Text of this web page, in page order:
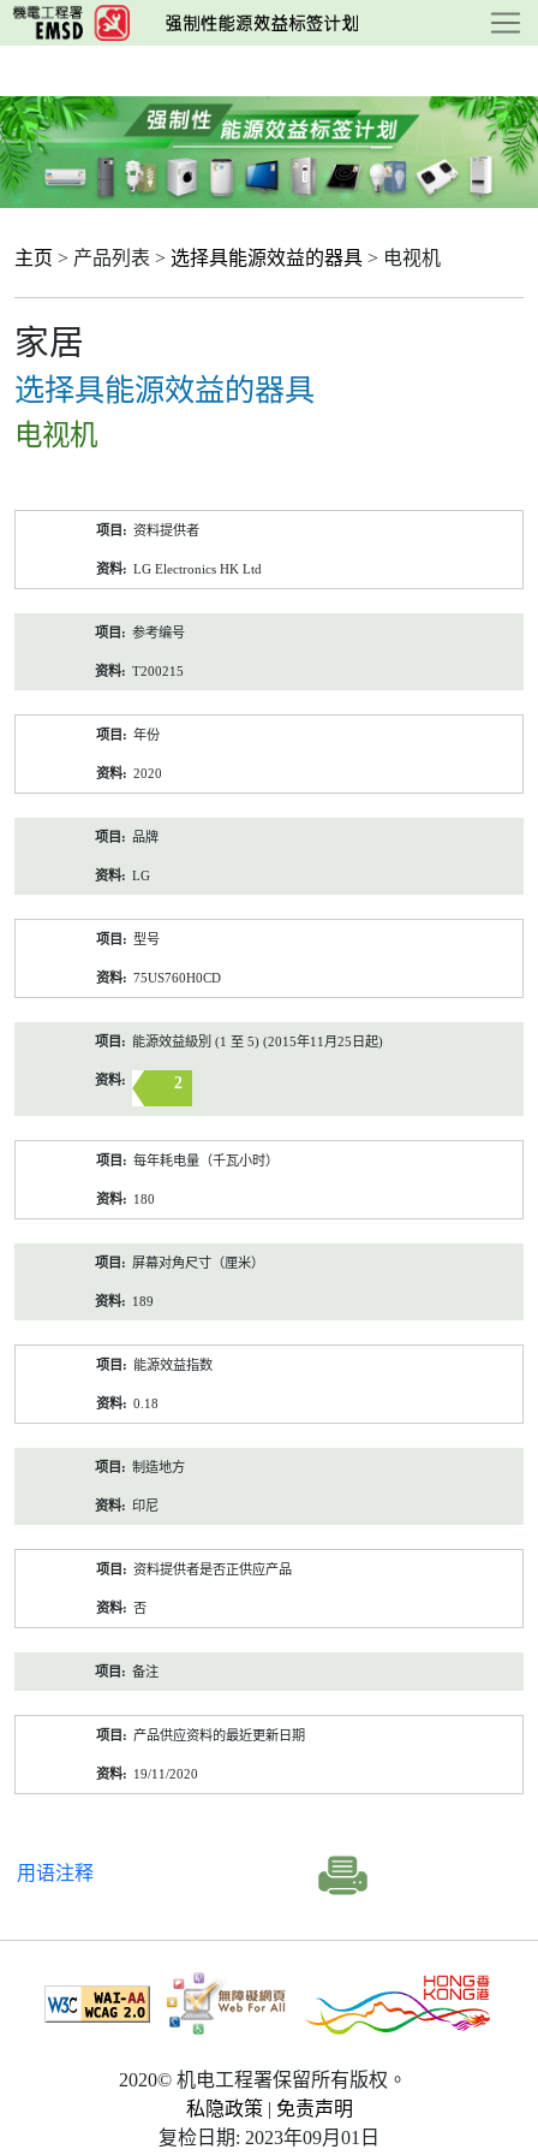
跳
至
要
内
容
主页 > 产品列表 > 选择具能源效益的器具 > 电视机
家居
选择具能源效益的器具
电视机
资料提供者
LG Electronics HK Ltd
参考编号
T200215
年份
2020
品牌
LG
型号
75US760H0CD
能源效益級別 (1 至 5) (2015年11月25日起)
2
每年耗电量（千瓦小时）
180
屏幕对角尺寸（厘米）
189
能源效益指数
0.18
制造地方
印尼
资料提供者是否正供应产品
否
备注
产品供应资料的最近更新日期
19/11/2020
用语注释
2020© 机电工程署保留所有版权。
私隐政策 | 免责声明
复检日期: 2023年09月01日